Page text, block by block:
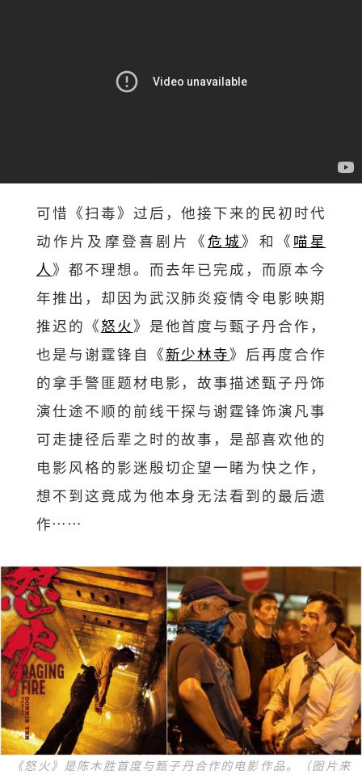
可惜《扫毒》过后，他接下来的民初时代
动作片及摩登喜剧片《危城》和《 喵星
人 》都不理想。而去年已完成，而原本今
年推出，却因为武汉肺炎疫情令电影映期
推迟的《怒火》是他首度与甄子丹合作，
也是与谢霆锋自《新少林寺》后再度合作
的拿手警匪题材电影，故事描述甄子丹饰
演仕途不顺的前线干探与谢霆锋饰演凡事
可走捷径后辈之时的故事，是部喜欢他的
电影风格的影迷殷切企望一睹为快之作，
想不到这竟成为他本身无法看到的最后遗
作……
《怒火》是陈木胜首度与甄子丹合作的电影作品。（图片来